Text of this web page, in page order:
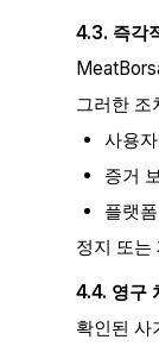
4.3. 즉각
그러한 조
사용
증거
플랫
정지 또는
4.4. 영구
확인된 사